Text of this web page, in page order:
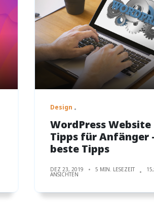
Design
WordPress Website
Tipps für Anfänger
beste Tipps
DEZ 23, 2019 5 MIN. LESEZEIT
ANSICHTEN